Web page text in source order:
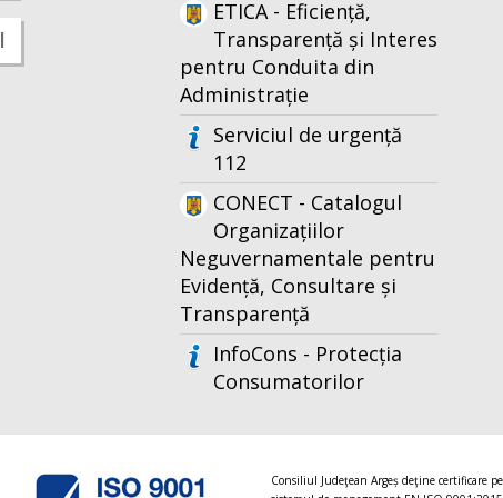
ETICA - Eficiență,
Transparență și Interes
pentru Conduita din
Administrație
Serviciul de urgență
112
CONECT - Catalogul
Organizațiilor
Neguvernamentale pentru
Evidență, Consultare și
Transparență
InfoCons - Protecția
Consumatorilor
Consiliul Judeţean Argeș deţine certificare